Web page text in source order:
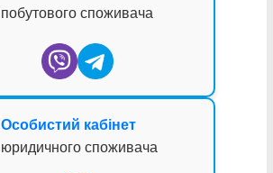
побутового споживача
Особистий кабінет
юридичного споживача